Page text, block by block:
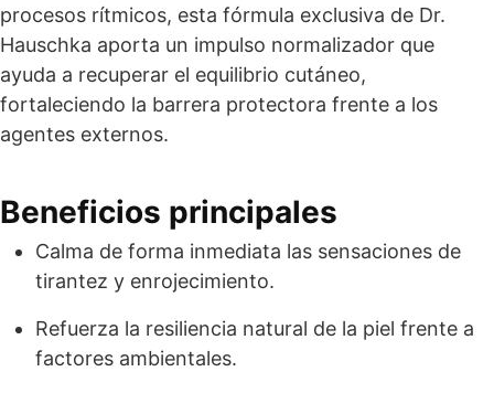
procesos rítmicos, esta fórmula exclusiva de Dr.
Hauschka aporta un impulso normalizador que
ayuda a recuperar el equilibrio cutáneo,
fortaleciendo la barrera protectora frente a los
agentes externos.
Beneficios principales
Calma de forma inmediata las sensaciones de
tirantez y enrojecimiento.
Refuerza la resiliencia natural de la piel frente a
factores ambientales.